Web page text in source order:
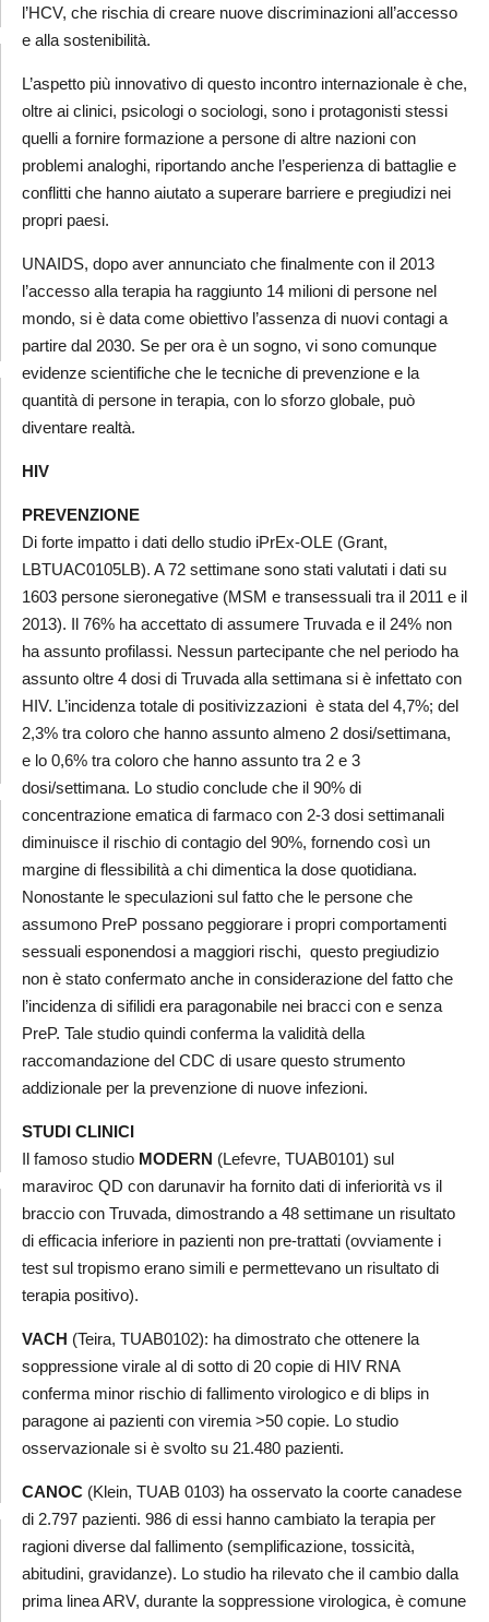
l’HCV, che rischia di creare nuove discriminazioni all’accesso
e alla sostenibilità.
L’aspetto più innovativo di questo incontro internazionale è che,
oltre ai clinici, psicologi o sociologi, sono i protagonisti stessi
quelli a fornire formazione a persone di altre nazioni con
problemi analoghi, riportando anche l’esperienza di battaglie e
conflitti che hanno aiutato a superare barriere e pregiudizi nei
propri paesi.
UNAIDS, dopo aver annunciato che finalmente con il 2013
l’accesso alla terapia ha raggiunto 14 milioni di persone nel
mondo, si è data come obiettivo l’assenza di nuovi contagi a
partire dal 2030. Se per ora è un sogno, vi sono comunque
evidenze scientifiche che le tecniche di prevenzione e la
quantità di persone in terapia, con lo sforzo globale, può
diventare realtà.
HIV
PREVENZIONE
Di forte impatto i dati dello studio iPrEx-OLE (Grant,
LBTUAC0105LB). A 72 settimane sono stati valutati i dati su
1603 persone sieronegative (MSM e transessuali tra il 2011 e il
2013). Il 76% ha accettato di assumere Truvada e il 24% non
ha assunto profilassi. Nessun partecipante che nel periodo ha
assunto oltre 4 dosi di Truvada alla settimana si è infettato con
HIV. L’incidenza totale di positivizzazioni è stata del 4,7%; del
2,3% tra coloro che hanno assunto almeno 2 dosi/settimana,
e lo 0,6% tra coloro che hanno assunto tra 2 e 3
dosi/settimana. Lo studio conclude che il 90% di
concentrazione ematica di farmaco con 2-3 dosi settimanali
diminuisce il rischio di contagio del 90%, fornendo così un
margine di flessibilità a chi dimentica la dose quotidiana.
Nonostante le speculazioni sul fatto che le persone che
assumono PreP possano peggiorare i propri comportamenti
sessuali esponendosi a maggiori rischi, questo pregiudizio
non è stato confermato anche in considerazione del fatto che
l’incidenza di sifilidi era paragonabile nei bracci con e senza
PreP. Tale studio quindi conferma la validità della
raccomandazione del CDC di usare questo strumento
addizionale per la prevenzione di nuove infezioni.
STUDI CLINICI
Il famoso studio MODERN (Lefevre, TUAB0101) sul
maraviroc QD con darunavir ha fornito dati di inferiorità vs il
braccio con Truvada, dimostrando a 48 settimane un risultato
di efficacia inferiore in pazienti non pre-trattati (ovviamente i
test sul tropismo erano simili e permettevano un risultato di
terapia positivo).
VACH (Teira, TUAB0102): ha dimostrato che ottenere la
soppressione virale al di sotto di 20 copie di HIV RNA
conferma minor rischio di fallimento virologico e di blips in
paragone ai pazienti con viremia >50 copie. Lo studio
osservazionale si è svolto su 21.480 pazienti.
CANOC (Klein, TUAB 0103) ha osservato la coorte canadese
di 2.797 pazienti. 986 di essi hanno cambiato la terapia per
ragioni diverse dal fallimento (semplificazione, tossicità,
abitudini, gravidanze). Lo studio ha rilevato che il cambio dalla
prima linea ARV, durante la soppressione virologica, è comune